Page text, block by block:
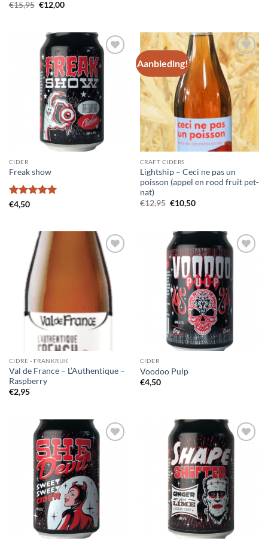
€15,95 Oorspronkelijke
prijs
€12,00Huidige
Voeg toe
aan
wensenlijst
CIDER
Freak show
Gewaardeerd
€4,50
Aanbieding!
Voeg toe
aan
wensenlijst
CRAFT CIDERS
Lightship – Ceci ne pas un
poisson (appel en rood fruit pet-
nat)
€12,95 Oorspronkelijke
prijs
€10,50Huidige
Voeg toe
aan
wensenlijst
CIDRE - FRANKRIJK
Val de France – L’Authentique –
Raspberry
€2,95
Voeg toe
aan
wensenlijst
CIDER
Voodoo Pulp
€4,50
Voeg toe
aan
wensenlijst
Voeg toe
aan
wensenlijst